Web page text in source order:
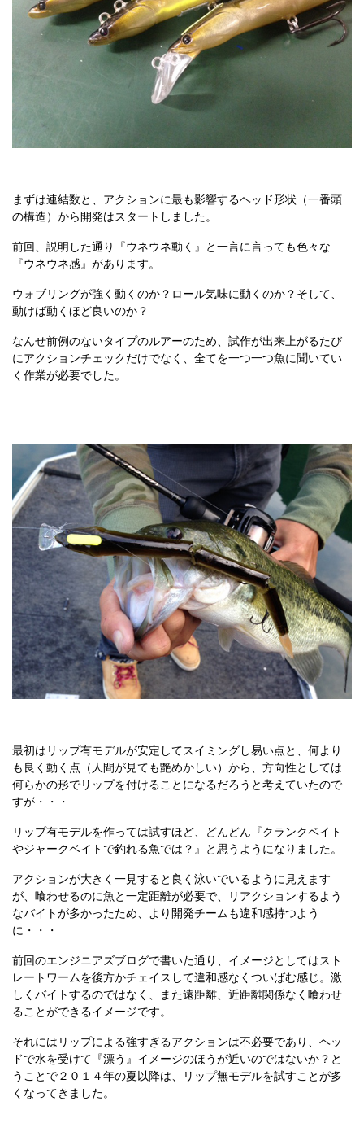
まずは連結数と、アクションに最も影響するヘッド形状（一番頭
の構造）から開発はスタートしました。
前回、説明した通り『ウネウネ動く』と一言に言っても色々な
『ウネウネ感』があります。
ウォブリングが強く動くのか？ロール気味に動くのか？そして、
動けば動くほど良いのか？
なんせ前例のないタイプのルアーのため、試作が出来上がるたび
にアクションチェックだけでなく、全てを一つ一つ魚に聞いてい
く作業が必要でした。
最初はリップ有モデルが安定してスイミングし易い点と、何より
も良く動く点（人間が見ても艶めかしい）から、方向性としては
何らかの形でリップを付けることになるだろうと考えていたので
すが・・・
リップ有モデルを作っては試すほど、どんどん『クランクベイト
やジャークベイトで釣れる魚では？』と思うようになりました。
アクションが大きく一見すると良く泳いでいるように見えます
が、喰わせるのに魚と一定距離が必要で、リアクションするよう
なバイトが多かったため、より開発チームも違和感持つよう
に・・・
前回のエンジニアズブログで書いた通り、イメージとしてはスト
レートワームを後方かチェイスして違和感なくついばむ感じ。激
しくバイトするのではなく、また遠距離、近距離関係なく喰わせ
ることができるイメージです。
それにはリップによる強すぎるアクションは不必要であり、ヘッ
ドで水を受けて『漂う』イメージのほうが近いのではないか？と
うことで２０１４年の夏以降は、リップ無モデルを試すことが多
くなってきました。